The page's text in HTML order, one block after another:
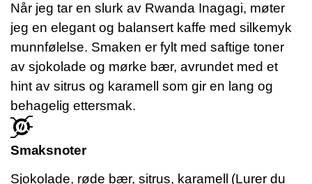
Når jeg tar en slurk av Rwanda Inagagi, møter
jeg en elegant og balansert kaffe med silkemyk
munnfølelse. Smaken er fylt med saftige toner
av sjokolade og mørke bær, avrundet med et
hint av sitrus og karamell som gir en lang og
behagelig ettersmak.
Smaksnoter
Sjokolade, røde bær, sitrus, karamell
(Lurer du